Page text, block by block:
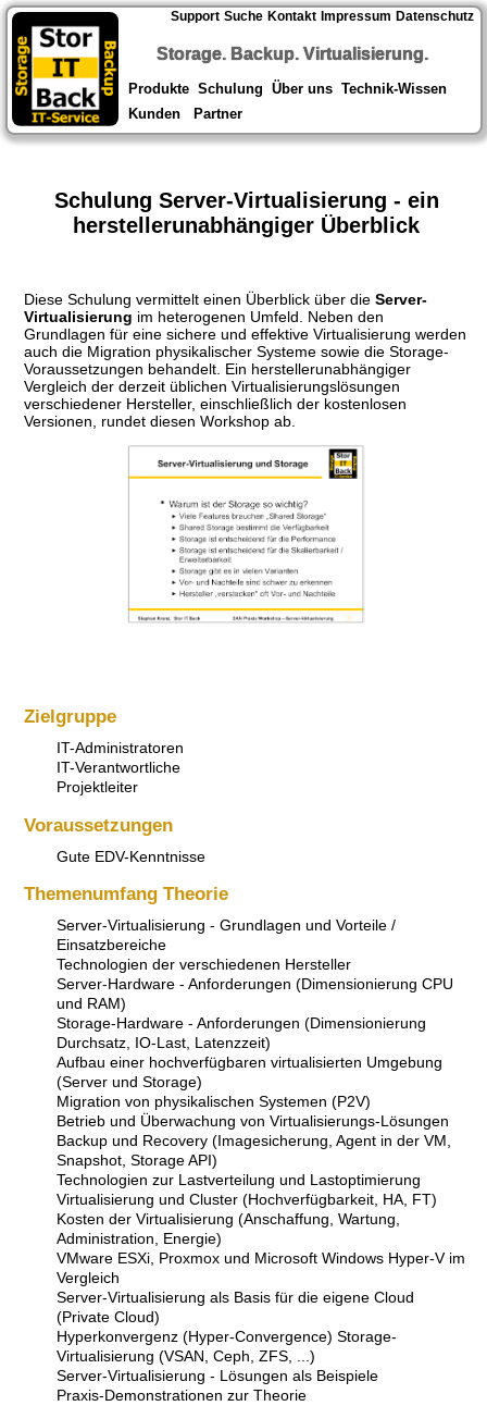
Support Suche Kontakt Impressum Datenschutz
Storage. Backup. Virtualisierung.
Produkte Schulung Über uns Technik-Wissen
Kunden
Partner
Schulung Server-Virtualisierung - ein
herstellerunabhängiger Überblick
Diese Schulung vermittelt einen Überblick über die Server-
Virtualisierung im heterogenen Umfeld. Neben den
Grundlagen für eine sichere und effektive Virtualisierung werden
auch die Migration physikalischer Systeme sowie die Storage-
Voraussetzungen behandelt. Ein herstellerunabhängiger
Vergleich der derzeit üblichen Virtualisierungslösungen
verschiedener Hersteller, einschließlich der kostenlosen
Versionen, rundet diesen Workshop ab.
Zielgruppe
IT-Administratoren
IT-Verantwortliche
Projektleiter
Voraussetzungen
Gute EDV-Kenntnisse
Themenumfang Theorie
Server-Virtualisierung - Grundlagen und Vorteile /
Einsatzbereiche
Technologien der verschiedenen Hersteller
Server-Hardware - Anforderungen (Dimensionierung CPU
und RAM)
Storage-Hardware - Anforderungen (Dimensionierung
Durchsatz, IO-Last, Latenzzeit)
Aufbau einer hochverfügbaren virtualisierten Umgebung
(Server und Storage)
Migration von physikalischen Systemen (P2V)
Betrieb und Überwachung von Virtualisierungs-Lösungen
Backup und Recovery (Imagesicherung, Agent in der VM,
Snapshot, Storage API)
Technologien zur Lastverteilung und Lastoptimierung
Virtualisierung und Cluster (Hochverfügbarkeit, HA, FT)
Kosten der Virtualisierung (Anschaffung, Wartung,
Administration, Energie)
VMware ESXi, Proxmox und Microsoft Windows Hyper-V im
Vergleich
Server-Virtualisierung als Basis für die eigene Cloud
(Private Cloud)
Hyperkonvergenz (Hyper-Convergence) Storage-
Virtualisierung (VSAN, Ceph, ZFS, ...)
Server-Virtualisierung - Lösungen als Beispiele
Praxis-Demonstrationen zur Theorie